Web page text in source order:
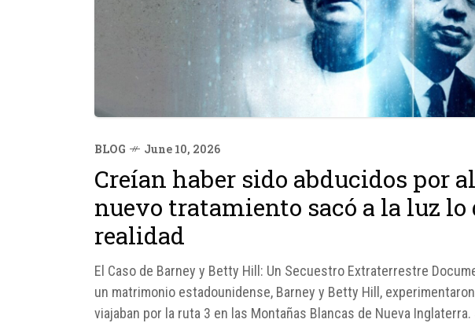
BLOG June 10, 2026
Creían haber sido abducidos por
nuevo tratamiento sacó a la luz lo
realidad
El Caso de Barney y Betty Hill: Un Secuestro Extraterrestre
un matrimonio estadounidense, Barney y Betty Hill,
viajaban por la ruta 3 en las Montañas Blancas de Nueva